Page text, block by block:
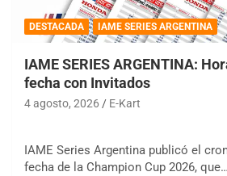
DESTACADA IAME SERIES ARGENTINA
IAME SERIES ARGENTINA:
fecha con Invitados
4 agosto, 2026 E-Kart
IAME Series Argentina publicó el
fecha de la Champion Cup 2026, que…